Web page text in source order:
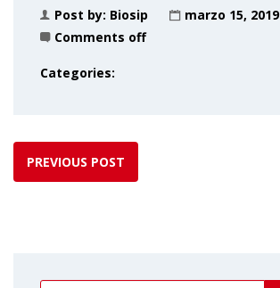
Post by: Biosip
marzo 15, 2019
Comments off
Categories:
PREVIOUS POST